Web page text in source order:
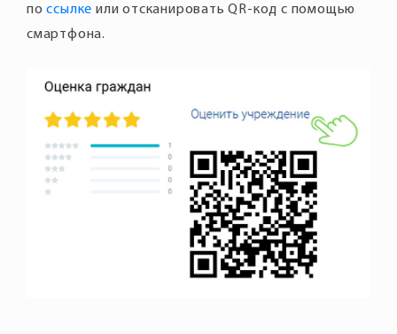
поссылке или отсканировать QR-код с помощью
смартфона.